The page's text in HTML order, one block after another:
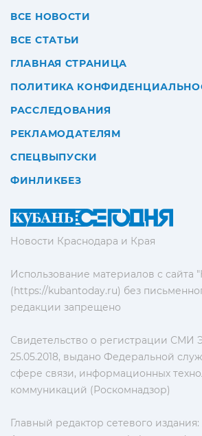
Новости Краснодара и Края
Использование материалов с сайта
(https://kubantoday.ru) без
редакции запрещено
Свидетельство о регистрации СМИ
25.05.2018, выдано Федеральной
сфере связи, информационных
коммуникаций (Роскомнадзор)
Главный редактор сетевого
ВСЕ НОВОСТИ
ВСЕ СТАТЬИ
ГЛАВНАЯ СТРАНИЦА
ПОЛИТИКА
РАССЛЕДОВАНИЯ
РЕКЛАМОДАТЕЛЯМ
СПЕЦВЫПУСКИ
ФИНЛИКБЕЗ